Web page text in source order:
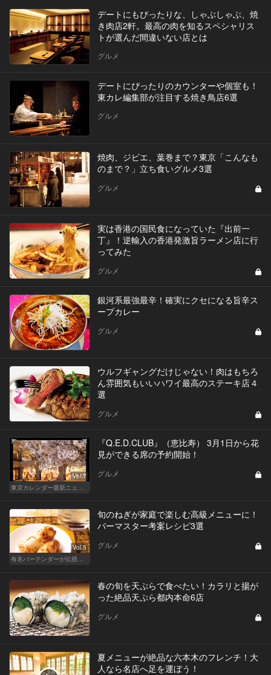
デートにもぴったりな、しゃぶしゃぶ、焼
き肉店2軒。最高の肉を知るスペシャリス
トが選んだ間違いない店とは
グルメ
デートにぴったりのカウンターや個室も！
東カレ編集部が注目する焼き鳥店6選
グルメ
焼肉、ジビエ、葉巻まで？東京「こんなも
のまで？」立ち食いグルメ3選
グルメ
実は香港の国民食になっていた『出前一
丁』！逆輸入の香港発激旨ラーメン店に行
ってみた
グルメ
銀河系最強最辛！確実にクセになる旨辛ス
ープカレー
グルメ
ウルフギャングだけじゃない！肉はもちろ
ん雰囲気もいいハワイ最高のステーキ店４
選
グルメ
Vol.7
『Q.E.D.CLUB』（恵比寿） 3月1日から花
見ができる席の予約開始！
グルメ
Vol.5
旬のねぎが家庭で楽しむ高級メニューに！
バーマスター考案レシピ3選
グルメ
春の旬を天ぷらで食べたい！カラリと揚が
った絶品天ぷら都内本命6店
グルメ
夏メニューが絶品な六本木のフレンチ！大
人なら名店へ足を運ぼう！